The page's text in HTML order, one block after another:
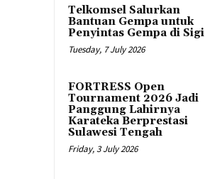
Telkomsel Salurkan
Bantuan Gempa untuk
Penyintas Gempa di Sigi
Tuesday, 7 July 2026
FORTRESS Open
Tournament 2026 Jadi
Panggung Lahirnya
Karateka Berprestasi
Sulawesi Tengah
Friday, 3 July 2026